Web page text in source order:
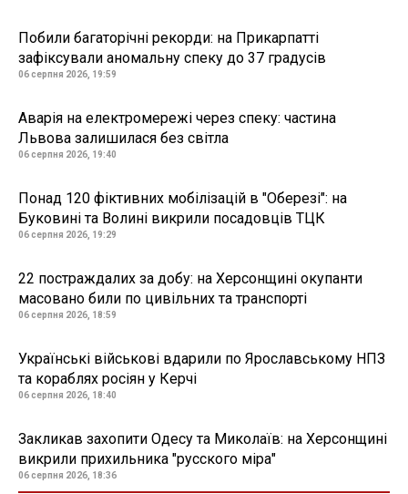
Побили багаторічні рекорди: на Прикарпатті
зафіксували аномальну спеку до 37 градусів
06 серпня 2026, 19:59
Аварія на електромережі через спеку: частина
Львова залишилася без світла
06 серпня 2026, 19:40
Понад 120 фіктивних мобілізацій в "Оберезі": на
Буковині та Волині викрили посадовців ТЦК
06 серпня 2026, 19:29
22 постраждалих за добу: на Херсонщині окупанти
масовано били по цивільних та транспорті
06 серпня 2026, 18:59
Українські військові вдарили по Ярославському НПЗ
та кораблях росіян у Керчі
06 серпня 2026, 18:40
Закликав захопити Одесу та Миколаїв: на Херсонщині
викрили прихильника "русского міра"
06 серпня 2026, 18:36